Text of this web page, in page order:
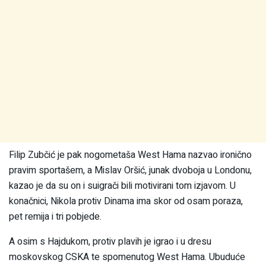
Filip Zubčić je pak nogometaša West Hama nazvao ironično
pravim sportašem, a Mislav Oršić, junak dvoboja u Londonu,
kazao je da su on i suigrači bili motivirani tom izjavom. U
konačnici, Nikola protiv Dinama ima skor od osam poraza,
pet remija i tri pobjede.
A osim s Hajdukom, protiv plavih je igrao i u dresu
moskovskog CSKA te spomenutog West Hama. Ubuduće